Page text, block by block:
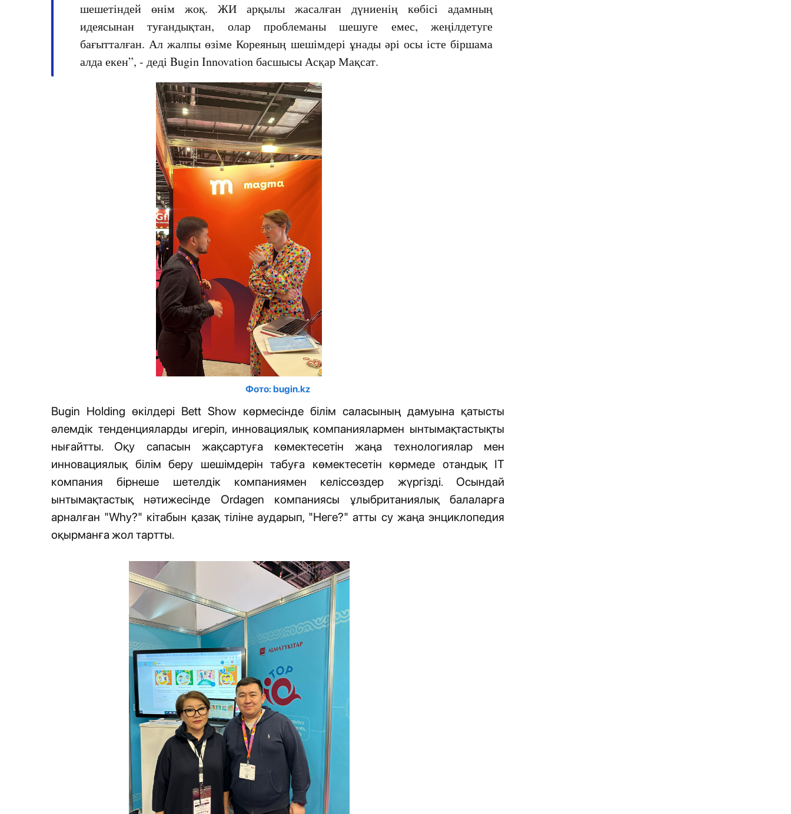
шешетіндей өнім жоқ. ЖИ арқылы жасалған дүниенің көбісі адамның
идеясынан туғандықтан, олар проблеманы шешуге емес, жеңілдетуге
бағытталған. Ал жалпы өзіме Кореяның шешімдері ұнады әрі осы істе біршама
алда екен”, - деді Bugin Innovation басшысы Асқар Мақсат.
Фото: bugin.kz
Bugin Holding өкілдері Bett Show көрмесінде білім саласының дамуына қатысты
әлемдік тенденцияларды игеріп, инновациялық компаниялармен ынтымақтастықты
нығайтты. Оқу сапасын жақсартуға көмектесетін жаңа технологиялар мен
инновациялық білім беру шешімдерін табуға көмектесетін көрмеде отандық ІТ
компания бірнеше шетелдік компаниямен келіссөздер жүргізді. Осындай
ынтымақтастық нәтижесінде Ordagen компаниясы ұлыбританиялық балаларға
арналған "Why?" кітабын қазақ тіліне аударып, "Неге?" атты су жаңа энциклопедия
оқырманға жол тартты.